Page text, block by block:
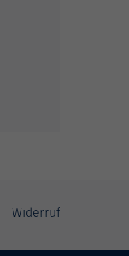
Widerruf